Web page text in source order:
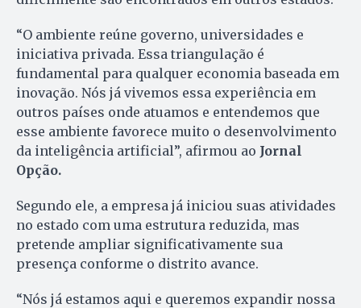
“O ambiente reúne governo, universidades e
iniciativa privada. Essa triangulação é
fundamental para qualquer economia baseada em
inovação. Nós já vivemos essa experiência em
outros países onde atuamos e entendemos que
esse ambiente favorece muito o desenvolvimento
da inteligência artificial”, afirmou ao Jornal
Opção.
Segundo ele, a empresa já iniciou suas atividades
no estado com uma estrutura reduzida, mas
pretende ampliar significativamente sua
presença conforme o distrito avance.
“Nós já estamos aqui e queremos expandir nossa